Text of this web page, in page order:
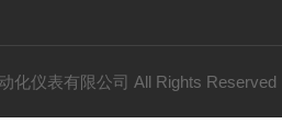
化仪表有限公司 All Rights